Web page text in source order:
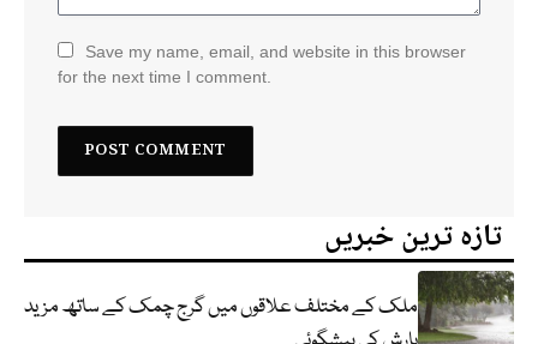
Save my name, email, and website in this browser
for the next time I comment.
تازہ ترین خبریں
ملک کے مختلف علاقوں میں گرج چمک کے ساتھ مزید